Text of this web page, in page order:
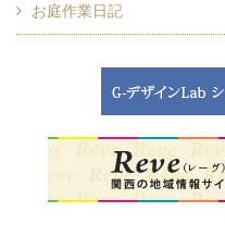
お庭作業日記